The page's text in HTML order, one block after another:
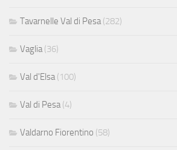
Tavarnelle Val di Pesa(282)
Vaglia(36)
Val d'Elsa(100)
Val di Pesa(4)
Valdarno Fiorentino (58)